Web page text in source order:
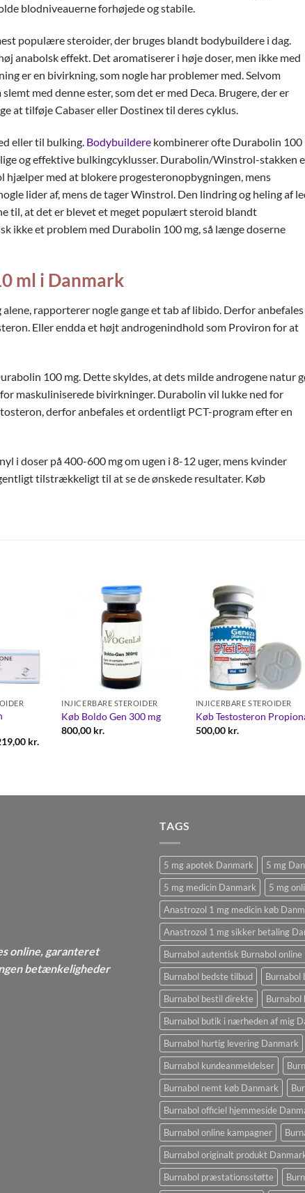
blodniveauerne forhøjede og stabile.
populære steroider, der bruges blandt bodybuildere i dag.
anabolsk effekt. Det aromatiserer i høje doser, men ikke med
er en bivirkning, som nogle har problemer med. Selvom
med denne ester, som det er med Deca. Brugere, der er
at tilføje Cabaser eller Dostinex til deres cyklus.
eller til bulking. Bodybuildere kombinerer ofte Durabolin 100
og effektive bulkingcyklusser. Durabolin/Winstrol-stakken
hjælper med at blokere progesteronopbygningen, mens
lider af, mens de tager Winstrol. Den lindring og heling af
til, at det er blevet et meget populært steroid blandt
ikke et problem med Durabolin 100 mg, så længe doserne
ml i Danmark
rapporterer nogle gange et tab af libido. Derfor anbefales
Eller endda et højt androgenindhold som Proviron for at
100 mg. Dette skyldes, at dets milde androgene natur
maskuliniserede bivirkninger. Durabolin vil lukke ned for
derfor anbefales et ordentligt PCT-program efter en
i doser på 400-600 mg om ugen i 8-12 uger, mens kvinder
tilstrækkeligt til at se de ønskede resultater. Køb
kr.
INJICERBARE STEROIDER
Køb Boldo Gen 300 mg
800,00 kr.
INJICERBARE STEROIDER
Køb Testosteron
500,00 kr.
online, garanteret
betænkeligheder
TAGS
5 mg apotek Danmark
5 mg
5 mg medicin Danmark
5 mg
Anastrozol 1 mg medicin køb
Anastrozol 1 mg sikker betaling
Burnabol autentisk Burnabol online
Burnabol bedste tilbud
Burnabol bestil direkte
Burnabol
Burnabol butik i nærheden af ​​mig
Burnabol hurtig levering Danmark
Burnabol kundeanmeldelser
Burnabol nemt køb Danmark
Burnabol officiel hjemmeside
Burnabol online kampagner
Burnabol originalt produkt
Burnabol præstationsstøtte